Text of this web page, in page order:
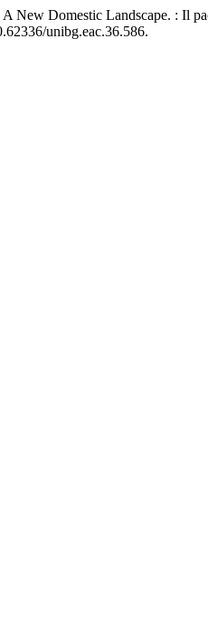
New Domestic Landscape. : Il
unibg.eac.36.586.